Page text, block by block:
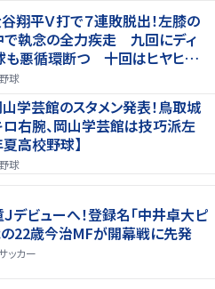
翔平Ｖ打で７連敗脱出！左膝の
で執念の全力疾走 九回にディ
も悪循環断つ 十回はヒヤヒヤ
野球
学芸館のスタメン発表！鳥取城
右腕、岡山学芸館は技巧派左
高校野球】
野球
デビューへ！登録名「中井卓大ピ
の22歳今治MFが開幕戦に先発
ッカー